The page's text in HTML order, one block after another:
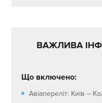
ВАЖЛИВА
Що включено:
Авіапереліт: Київ –